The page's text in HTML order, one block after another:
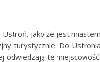
Ustroń, jako że jest miastem
turystycznie. Do Ustronia
odwiedzają tę miejscowość.